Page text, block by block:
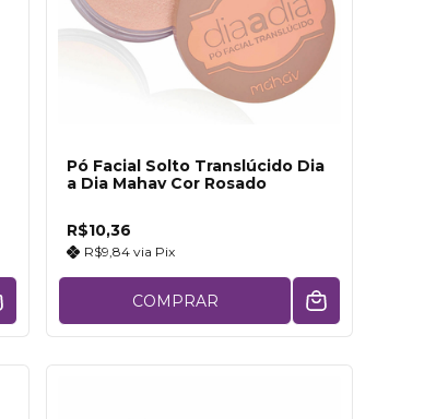
Pó Facial Solto Translúcido Dia
a Dia Mahav Cor Rosado
R$10,36
R$9,84 via Pix
COMPRAR